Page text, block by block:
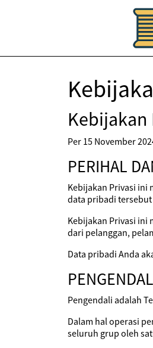
Kebijakan
Per 15 November
PERIHAL
Kebijakan Privasi ini
data pribadi
Kebijakan Privasi ini
dari pelanggan,
Data pribadi Anda
Pengendali adalah
Dalam hal operasi
seluruh grup oleh